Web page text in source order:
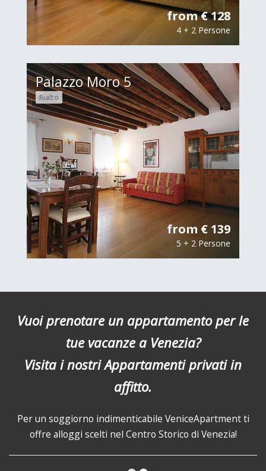
from € 128
4 + 2 Persone
Palazzo Moro 5
Rialto
from € 139
5 + 2 Persone
Vuoi prenotare un appartamento per le
tue vacanze a Venezia?
Visita i nostri Appartamenti privati in
affitto.
Per un soggiorno indimenticabile VeniceApartment ti
offre alloggi scelti nel Centro Storico di Venezia!